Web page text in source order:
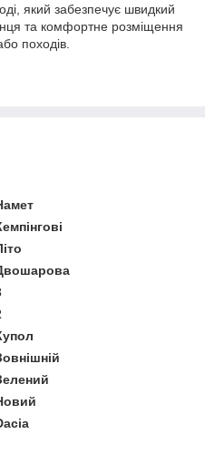
який забезпечує швидкий
та комфортне розміщення
походів.